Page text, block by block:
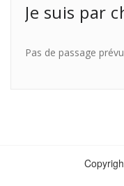
Je suis par
Pas de passage